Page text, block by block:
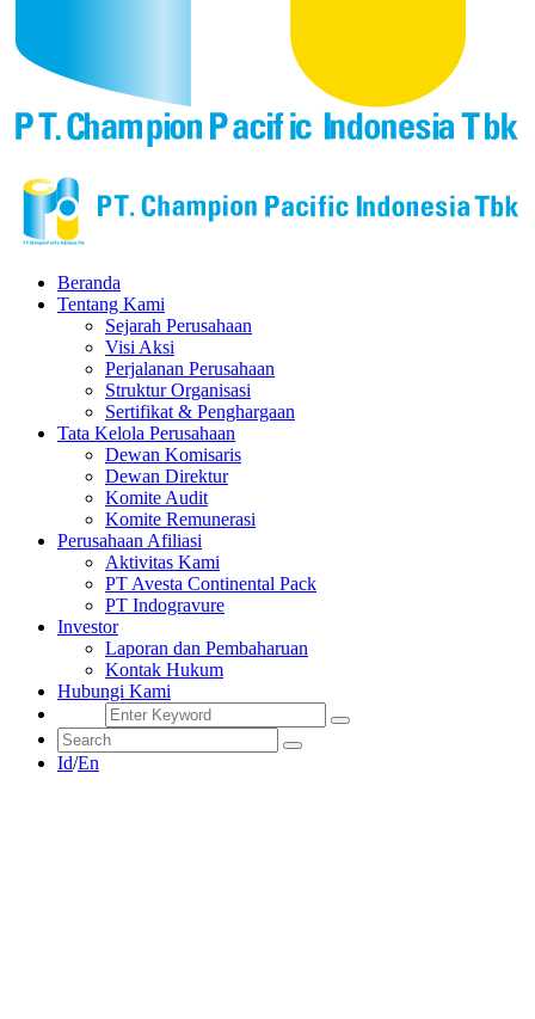
Beranda
Tentang Kami
Sejarah Perusahaan
Visi Aksi
Perjalanan Perusahaan
Struktur Organisasi
Sertifikat & Penghargaan
Tata Kelola Perusahaan
Dewan Komisaris
Dewan Direktur
Komite Audit
Komite Remunerasi
Perusahaan Afiliasi
Aktivitas Kami
PT Avesta Continental Pack
PT Indogravure
Investor
Laporan dan Pembaharuan
Kontak Hukum
Hubungi Kami
Id/En